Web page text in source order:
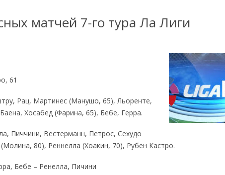
матчей 7-го тура Ла Лиги
61
Рац, Мартинес (Манушо, 65), Льоренте,
Хосабед (Фарина, 65), Бебе, Герра.
Пиччини, Вестерманн, Петрос, Сехудо
80), Реннелла (Хоакин, 70), Рубен Кастро.
Бебе – Ренелла, Пичини